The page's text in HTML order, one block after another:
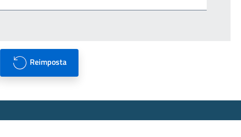
Reimposta